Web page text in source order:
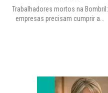
Trabalhadores mortos na Bombril:
empresas precisam cumprir a...